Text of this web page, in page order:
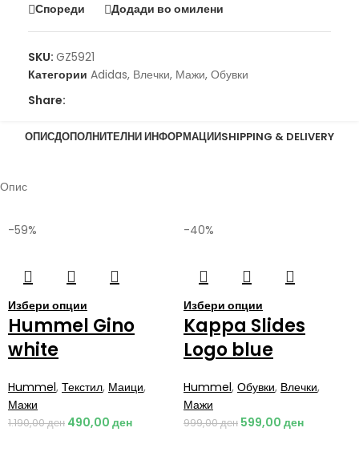
Спореди Додади во омилени
SKU: GZ5921
Категории Adidas, Влечки, Мажи, Обувки
Share:
ОПИСДОПОЛНИТЕЛНИ ИНФОРМАЦИИSHIPPING & DELIVERY
Опис
-59%
Избери опции
Hummel Gino
white
Hummel, Текстил, Маици,
Мажи
1.190,00ден 490,00 ден
-40%
Избери опции
Kappa Slides
Logo blue
Hummel, Обувки, Влечки,
Мажи
999,00ден 599,00 ден